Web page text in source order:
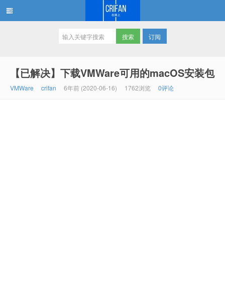
订阅
【已解决】下载VMWare可用的macOS安装包
VMWare crifan 6年前 (2020-06-16) 1762浏览 0评论